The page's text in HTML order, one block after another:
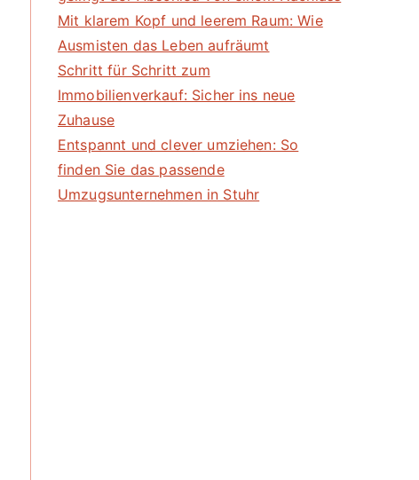
Mit klarem Kopf und leerem Raum: Wie
Ausmisten das Leben aufräumt
Schritt für Schritt zum
Immobilienverkauf: Sicher ins neue
Zuhause
Entspannt und clever umziehen: So
finden Sie das passende
Umzugsunternehmen in Stuhr